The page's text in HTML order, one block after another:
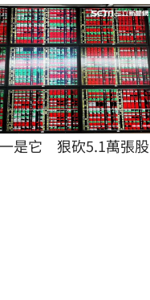
是它　狠砍5.1萬張股